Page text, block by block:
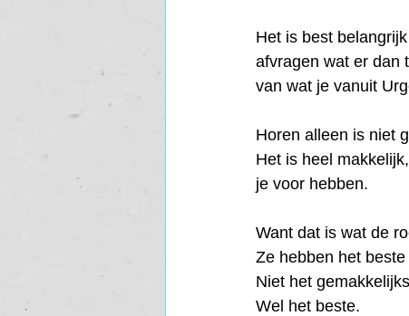
Het is best
afvragen wat er dan
van wat je vanuit
Horen alleen is niet
Het is heel
je voor hebben.
Want dat is wat de
Ze hebben het
Niet het
Wel het beste.